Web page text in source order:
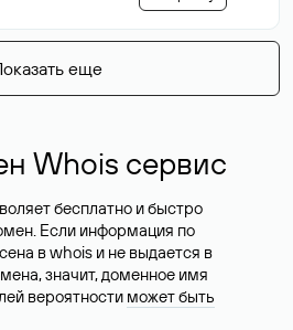
еще
Whois сервис
бесплатно и быстро
Если информация по
в whois и не выдается в
значит, доменное имя
вероятности может быть